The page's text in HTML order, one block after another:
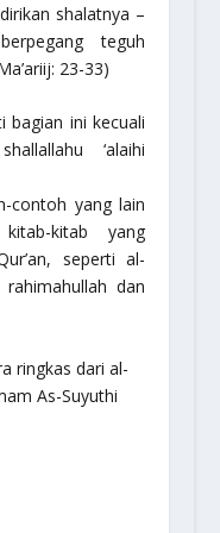
shalatnya –
teguh
23-33)
bagian ini kecuali
shallallahu ‘alaihi
contoh yang lain
kitab yang
seperti al-
rahimahullah dan
ringkas dari al-
As-Suyuthi